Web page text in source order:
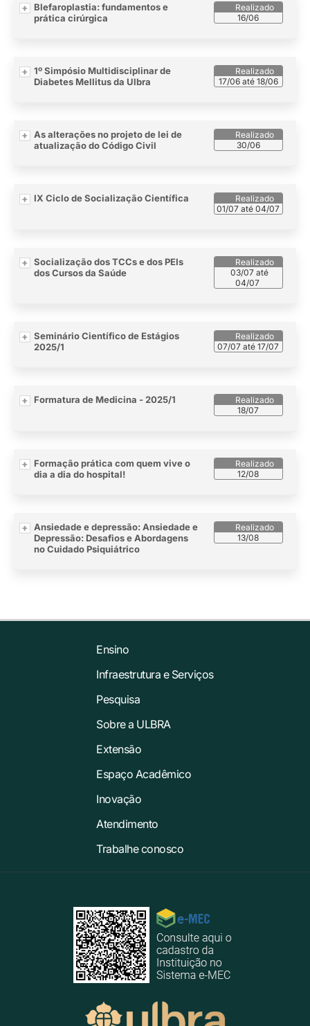
Blefaroplastia: fundamentos e
prática cirúrgica
16/06
1º Simpósio Multidisciplinar de
Diabetes Mellitus da Ulbra
17/06 até 18/06
As alterações no projeto de lei de
atualização do Código Civil
30/06
IX Ciclo de Socialização Científica
01/07 até 04/07
Socialização dos TCCs e dos PEIs
dos Cursos da Saúde
03/07 até
04/07
Seminário Científico de Estágios
2025/1
07/07 até 17/07
Formatura de Medicina - 2025/1
18/07
Formação prática com quem vive o
dia a dia do hospital!
12/08
Ansiedade e depressão: Ansiedade e
Depressão: Desafios e Abordagens
no Cuidado Psiquiátrico
13/08
Ensino
Infraestrutura e Serviços
Pesquisa
Sobre a ULBRA
Extensão
Espaço Acadêmico
Inovação
Atendimento
Trabalhe conosco